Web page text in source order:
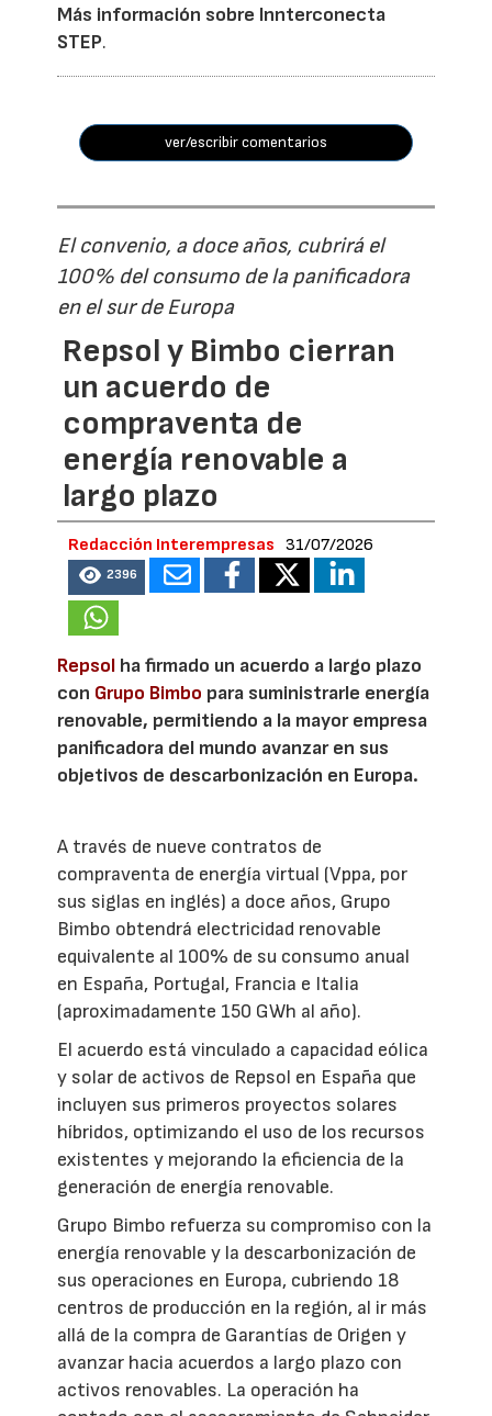
Más información sobre Innterconecta
STEP.
ver/escribir comentarios
El convenio, a doce años, cubrirá el
100% del consumo de la panificadora
en el sur de Europa
Repsol y Bimbo cierran
un acuerdo de
compraventa de
energía renovable a
largo plazo
Redacción Interempresas 31/07/2026
2396
Repsol ha firmado un acuerdo a largo plazo
con Grupo Bimbo para suministrarle energía
renovable, permitiendo a la mayor empresa
panificadora del mundo avanzar en sus
objetivos de descarbonización en Europa.
A través de nueve contratos de
compraventa de energía virtual (Vppa, por
sus siglas en inglés) a doce años, Grupo
Bimbo obtendrá electricidad renovable
equivalente al 100% de su consumo anual
en España, Portugal, Francia e Italia
(aproximadamente 150 GWh al año).
El acuerdo está vinculado a capacidad eólica
y solar de activos de Repsol en España que
incluyen sus primeros proyectos solares
híbridos, optimizando el uso de los recursos
existentes y mejorando la eficiencia de la
generación de energía renovable.
Grupo Bimbo refuerza su compromiso con la
energía renovable y la descarbonización de
sus operaciones en Europa, cubriendo 18
centros de producción en la región, al ir más
allá de la compra de Garantías de Origen y
avanzar hacia acuerdos a largo plazo con
activos renovables. La operación ha